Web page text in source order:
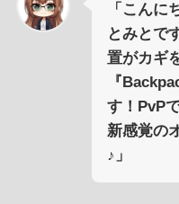
「こんに
とみとで
置がカギ
『
す！PvP
新感覚の
♪」